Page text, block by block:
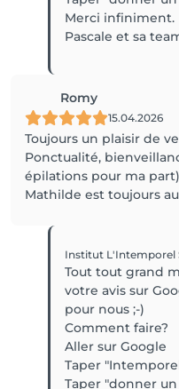
Merci infiniment.
Pascale et sa
Romy
15.04.2026
Toujours un plaisir de
Ponctualité,
épilations pour ma
Mathilde est toujours
Institut L'Intemporel
Tout tout grand
votre avis sur
pour nous ;-)
Comment faire?
Aller sur Google
Taper
Taper "donner